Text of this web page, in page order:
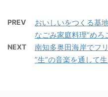
PREV
おいしいをつくる基
なごみ家庭料理“めろ
NEXT
南知多奥田海岸でフ
”生”の音楽を通して